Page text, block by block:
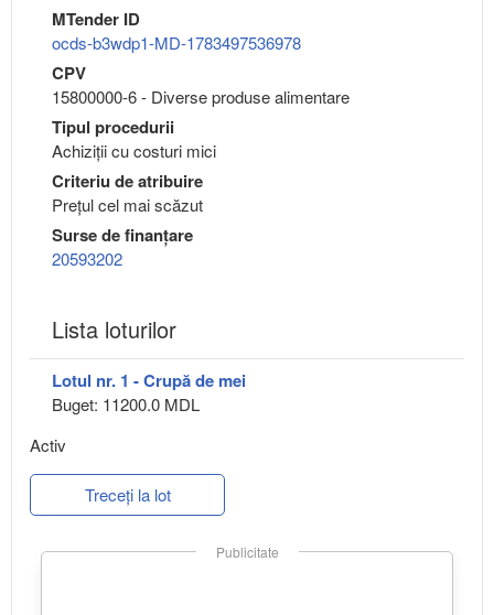
MTender ID
ocds-b3wdp1-MD-1783497536978
CPV
15800000-6 - Diverse produse alimentare
Tipul procedurii
Achiziții cu costuri mici
Criteriu de atribuire
Preţul cel mai scăzut
Surse de finanțare
20593202
Lista loturilor
Lotul nr. 1 - Crupă de mei
Buget: 11200.0 MDL
Activ
Treceți la lot
Publicitate